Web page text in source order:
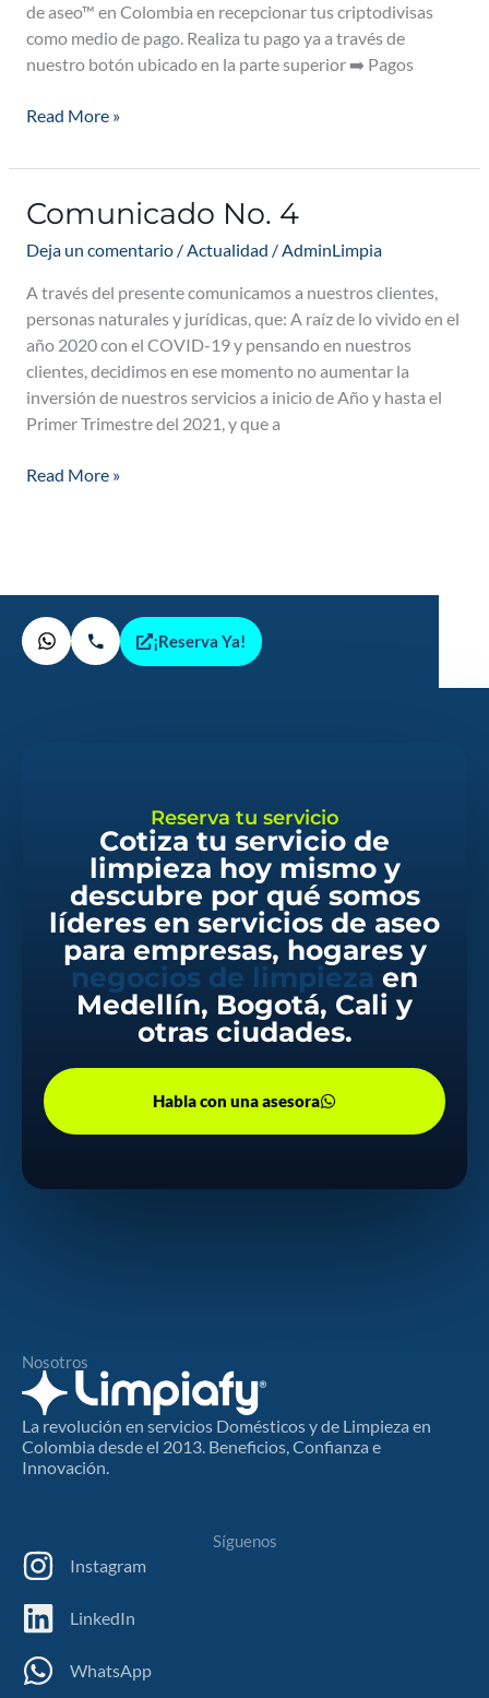
de aseo™ en Colombia en recepcionar tus criptodivisas
como medio de pago. Realiza tu pago ya a través de
nuestro botón ubicado en la parte superior ➡️ Pagos
Read More »
Comunicado No. 4
Deja un comentario /Actualidad /AdminLimpia
A través del presente comunicamos a nuestros clientes,
personas naturales y jurídicas, que: A raíz de lo vivido en el
año 2020 con el COVID-19 y pensando en nuestros
clientes, decidimos en ese momento no aumentar la
inversión de nuestros servicios a inicio de Año y hasta el
Primer Trimestre del 2021, y que a
Comunicado
4
Read More »
¡Reserva Ya!
Reserva tu servicio
Cotiza tu servicio de
limpieza hoy mismo y
descubre por qué somos
líderes en servicios de aseo
para empresas, hogares y
negocios de limpieza en
Medellín, Bogotá, Cali y
otras ciudades.
Habla con una asesora
Nosotros
La revolución en servicios Domésticos y de Limpieza en
Colombia desde el 2013. Beneficios, Confianza e
Innovación.
Síguenos
Instagram
LinkedIn
WhatsApp